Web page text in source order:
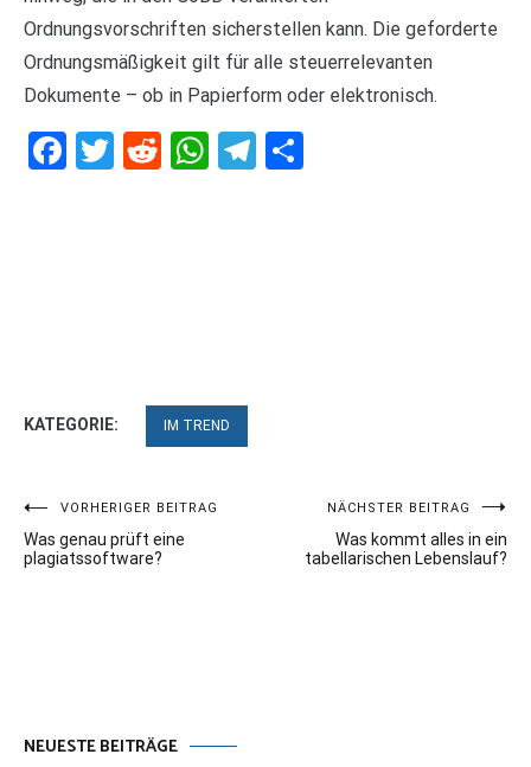
Ordnungsvorschriften sicherstellen kann. Die geforderte
Ordnungsmäßigkeit gilt für alle steuerrelevanten
Dokumente – ob in Papierform oder elektronisch.
Facebook
Twitter
RedditWhatsApp
Telegram
KATEGORIE: IM TREND
Beitragsnavigation
VORHERIGER BEITRAG
Was genau prüft eine
plagiatssoftware?
NÄCHSTER BEITRAG
Was kommt alles in ein
tabellarischen Lebenslauf?
NEUESTE BEITRÄGE